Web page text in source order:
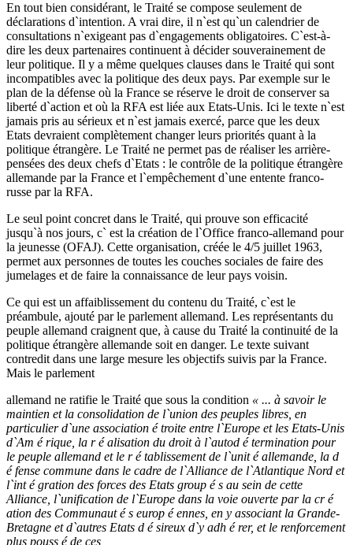
En tout bien considérant, le Traité se compose seulement de
déclarations d`intention. A vrai dire, il n`est qu`un calendrier de
consultations n`exigeant pas d`engagements obligatoires. C`est-à-
dire les deux partenaires continuent à décider souverainement de
leur politique. Il y a même quelques clauses dans le Traité qui sont
incompatibles avec la politique des deux pays. Par exemple sur le
plan de la défense où la France se réserve le droit de conserver sa
liberté d`action et où la RFA est liée aux Etats-Unis. Ici le texte n`est
jamais pris au sérieux et n`est jamais exercé, parce que les deux
Etats devraient complètement changer leurs priorités quant à la
politique étrangère. Le Traité ne permet pas de réaliser les arrière-
pensées des deux chefs d`Etats : le contrôle de la politique étrangère
allemande par la France et l`empêchement d`une entente franco-
russe par la RFA.
Le seul point concret dans le Traité, qui prouve son efficacité
jusqu`à nos jours, c` est la création de l`Office franco-allemand pour
la jeunesse (OFAJ). Cette organisation, créée le 4/5 juillet 1963,
permet aux personnes de toutes les couches sociales de faire des
jumelages et de faire la connaissance de leur pays voisin.
Ce qui est un affaiblissement du contenu du Traité, c`est le
préambule, ajouté par le parlement allemand. Les représentants du
peuple allemand craignent que, à cause du Traité la continuité de la
politique étrangère allemande soit en danger. Le texte suivant
contredit dans une large mesure les objectifs suivis par la France.
Mais le parlement
allemand ne ratifie le Traité que sous la condition « ... à savoir le
maintien et la consolidation de l`union des peuples libres, en
particulier d`une association é troite entre l`Europe et les Etats-Unis
d`Am é rique, la r é alisation du droit à l`autod é termination pour
le peuple allemand et le r é tablissement de l`unit é allemande, la d
é fense commune dans le cadre de l`Alliance de l`Atlantique Nord et
l`int é gration des forces des Etats group é s au sein de cette
Alliance, l`unification de l`Europe dans la voie ouverte par la cr é
ation des Communaut é s europ é ennes, en y associant la Grande-
Bretagne et d`autres Etats d é sireux d`y adh é rer, et le renforcement
plus pouss é de ces